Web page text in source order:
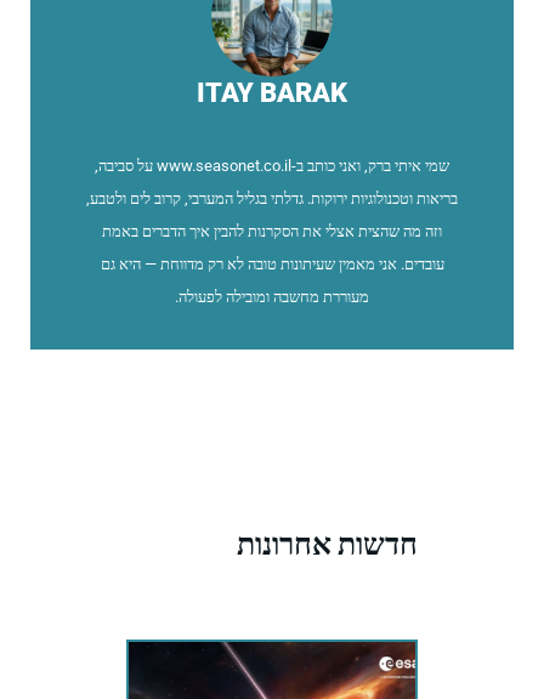
ITAY BARAK
שמי איתי ברק, ואני כותב ב-www.seasonet.co.il על סביבה,
בריאות וטכנולוגיות ירוקות. גדלתי בגליל המערבי, קרוב לים ולטבע,
וזה מה שהצית אצלי את הסקרנות להבין איך הדברים באמת
עובדים. אני מאמין שעיתונות טובה לא רק מדווחת — היא גם
מעוררת מחשבה ומובילה לפעולה.
חדשות אחרונות